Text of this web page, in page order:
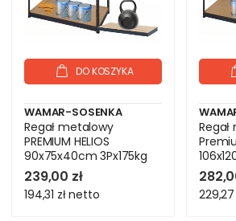
DO KOSZYKA
WAMAR-SOSENKA
Regał metalowy
PREMIUM HELIOS
90x75x40cm 3Px175kg
239,00 zł
194,31 złnetto